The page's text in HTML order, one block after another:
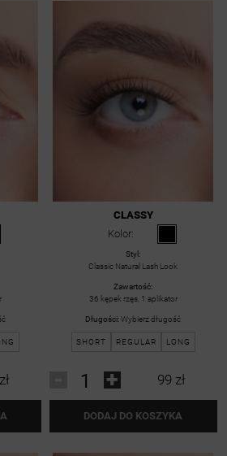
CLASSY
Kolor:
Styl:
Classic Natural Lash Look
Zawartość:
36 kępek rzęs, 1 aplikator
Długości:Wybierz długość
SHORT REGULAR LONG
99 zł
+
DODAJ DO KOSZYKA